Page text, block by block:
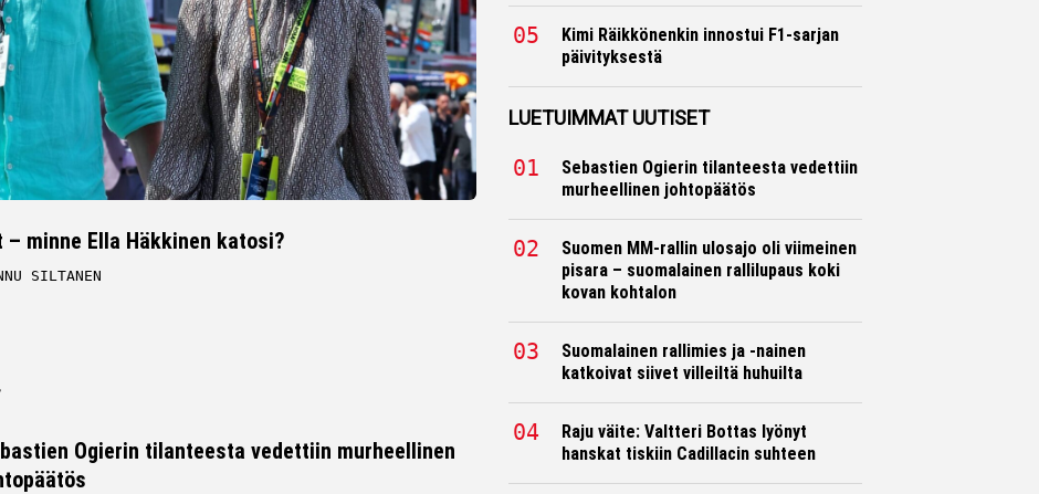
minne Ella Häkkinen katosi?
SILTANEN
Ogierin tilanteesta vedettiin murheellinen
Kimi Räikkönenkin innostui F1-sarjan
päivityksestä
LUETUIMMAT UUTISET
Sebastien Ogierin tilanteesta vedettiin
murheellinen johtopäätös
Suomen MM-rallin ulosajo oli viimeinen
pisara – suomalainen rallilupaus koki
kovan kohtalon
Suomalainen rallimies ja -nainen
katkoivat siivet villeiltä huhuilta
Raju väite: Valtteri Bottas lyönyt
hanskat tiskiin Cadillacin suhteen